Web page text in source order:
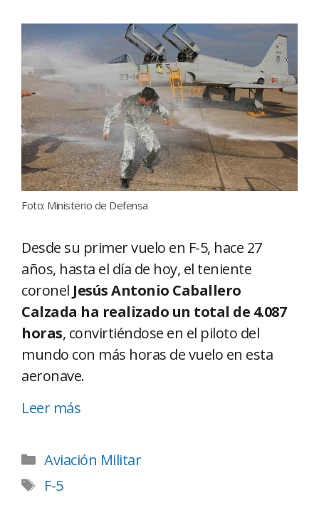
Foto: Ministerio de Defensa
Desde su primer vuelo en F-5, hace 27
años, hasta el día de hoy, el teniente
coronel Jesús Antonio Caballero
Calzada ha realizado un total de 4.087
horas, convirtiéndose en el piloto del
mundo con más horas de vuelo en esta
aeronave.
Leer más
Aviación Militar
F-5